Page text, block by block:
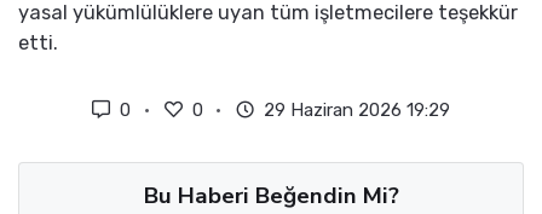
yasal yükümlülüklere uyan tüm işletmecilere teşekkür
etti.
0 0 29 Haziran 2026 19:29
Bu Haberi Beğendin Mi?